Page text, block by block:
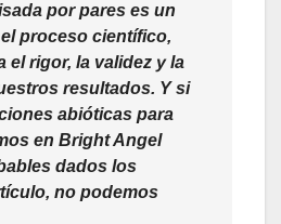
por pares es un
proceso científico,
el rigor, la validez y la
resultados. Y si
abióticas para
en Bright Angel
dados los
no podemos